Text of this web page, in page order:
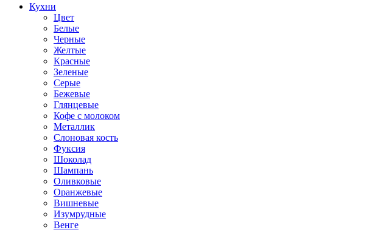
Кухни
Цвет
Белые
Черные
Желтые
Красные
Зеленые
Серые
Бежевые
Глянцевые
Кофе с молоком
Металлик
Слоновая кость
Фуксия
Шоколад
Шампань
Оливковые
Оранжевые
Вишневые
Изумрудные
Венге